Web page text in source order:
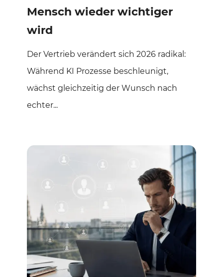
Mensch wieder wichtiger
wird
Der Vertrieb verändert sich 2026 radikal:
Während KI Prozesse beschleunigt,
wächst gleichzeitig der Wunsch nach
echter...